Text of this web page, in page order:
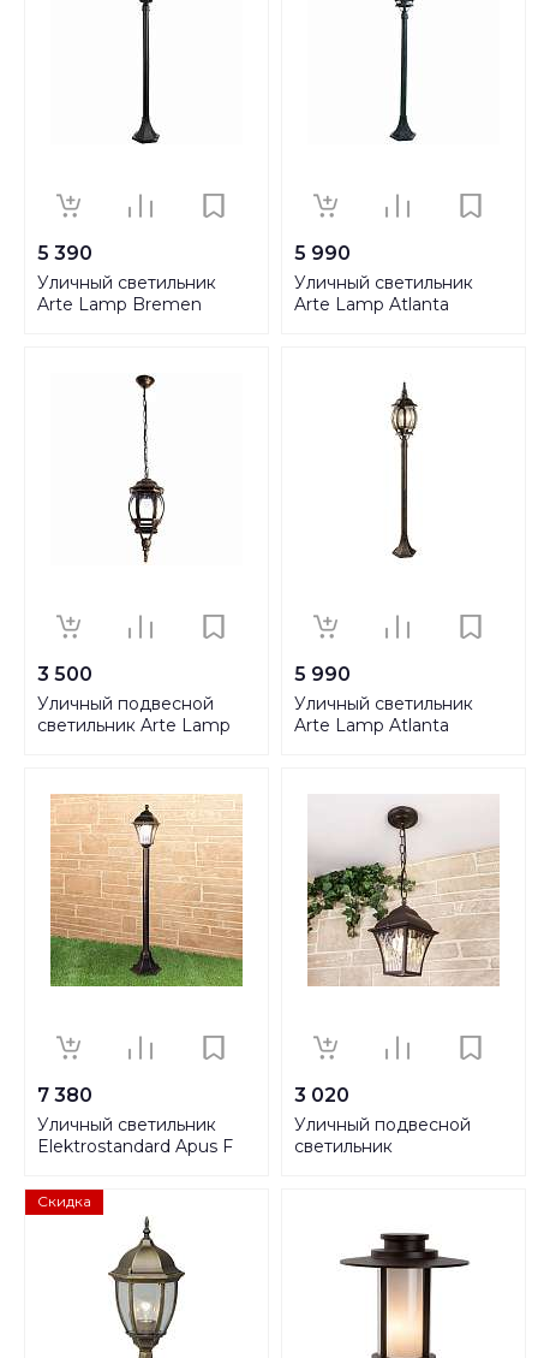
5 390
Уличный светильник
Arte Lamp Bremen
5 990
Уличный светильник
Arte Lamp Atlanta
3 500
Уличный подвесной
светильник Arte Lamp
5 990
Уличный светильник
Arte Lamp Atlanta
7 380
Уличный cветильник
Elektrostandard Apus F
a043117
3 020
Уличный подвесной
cветильник
Скидка